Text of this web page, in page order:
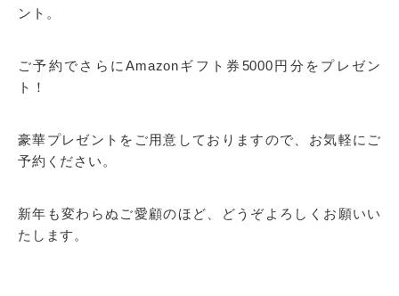
ント。
ご予約でさらにAmazonギフト券5000円分をプレゼン
ト！
豪華プレゼントをご用意しておりますので、お気軽にご
予約ください。
新年も変わらぬご愛顧のほど、どうぞよろしくお願いい
たします。